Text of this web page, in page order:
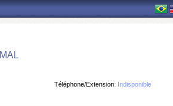
Téléphone/Extension: Indisponible